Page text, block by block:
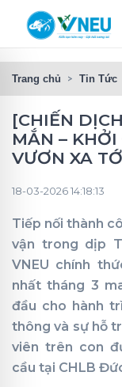
Trang chủ Tin Tức
[CHIẾN
MẮN –
VƯƠN XA
18-03-2026 14:18:13
Tiếp nối thành
vận trong dịp
VNEU chính
nhất tháng 3
đầu cho hành
thông và sự hỗ
viên trên con
cầu tại CHLB